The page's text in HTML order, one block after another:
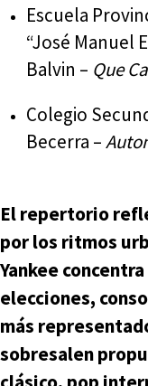
Escuela
“José Manuel
Balvin – Que
Colegio
Becerra –
El repertorio
por los ritmos
Yankee
elecciones,
más
sobresalen